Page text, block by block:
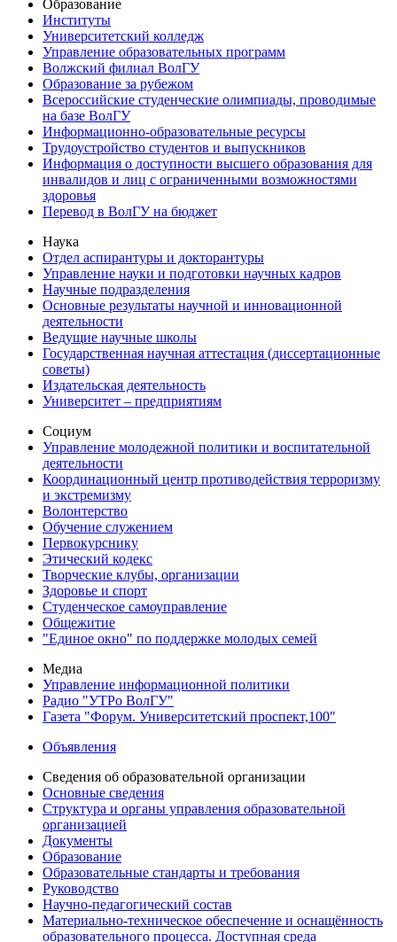
Образование
Институты
Университетский колледж
Управление образовательных программ
Волжский филиал ВолГУ
Образование за рубежом
Всероссийские студенческие олимпиады, проводимые
на базе ВолГУ
Информационно-образовательные ресурсы
Трудоустройство студентов и выпускников
Информация о доступности высшего образования для
инвалидов и лиц с ограниченными возможностями
здоровья
Перевод в ВолГУ на бюджет
Наука
Отдел аспирантуры и докторантуры
Управление науки и подготовки научных кадров
Научные подразделения
Основные результаты научной и инновационной
деятельности
Ведущие научные школы
Государственная научная аттестация (диссертационные
советы)
Издательская деятельность
Университет – предприятиям
Социум
Управление молодежной политики и воспитательной
деятельности
Координационный центр противодействия терроризму
и экстремизму
Волонтерство
Обучение служением
Первокурснику
Этический кодекс
Творческие клубы, организации
Здоровье и спорт
Студенческое самоуправление
Общежитие
"Единое окно" по поддержке молодых семей
Медиа
Управление информационной политики
Радио "УТРо ВолГУ"
Газета "Форум. Университетский проспект,100"
Объявления
Сведения об образовательной организации
Основные сведения
Структура и органы управления образовательной
организацией
Документы
Образование
Образовательные стандарты и требования
Руководство
Научно-педагогический состав
Материально-техническое обеспечение и оснащённость
образовательного процесса. Доступная среда